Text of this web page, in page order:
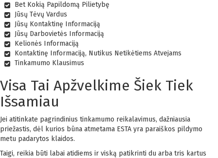
Bet Kokią Papildomą Pilietybę
Jūsų Tėvų Vardus
Jūsų Kontaktinę Informaciją
Jūsų Darbovietės Informaciją
Kelionės Informaciją
Kontaktinę Informaciją, Nutikus Netikėtiems Atvejams
Tinkamumo Klausimus
Visa Tai Apžvelkime Šiek Tiek
Išsamiau
Jei atitinkate pagrindinius tinkamumo reikalavimus, dažniausia
priežastis, dėl kurios būna atmetama ESTA yra paraiškos pildymo
metu padarytos klaidos.
Taigi, reikia būti labai atidiems ir viską patikrinti du arba tris kartus